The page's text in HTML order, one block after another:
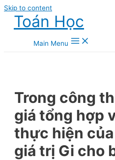
Skip to content
Toán Học
Main Menu
Trong công
giá tổng hợp
thực hiện
giá trị Gi cho